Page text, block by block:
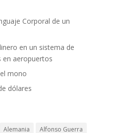
Corporal de un
en un sistema de
en aeropuertos
mono
dólares
Alemania
Alfonso Guerra